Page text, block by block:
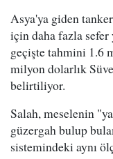
Asya'ya giden
için daha fazla sefer
geçişte tahmini 1.6
milyon dolarlık
belirtiliyor.
Salah, meselenin
güzergah bulup
sistemindeki aynı